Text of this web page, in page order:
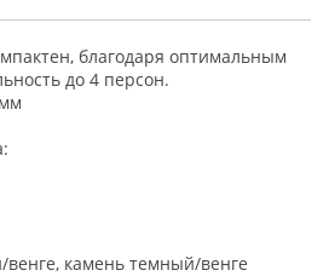
благодаря оптимальным
до 4 персон.
камень темный/венге